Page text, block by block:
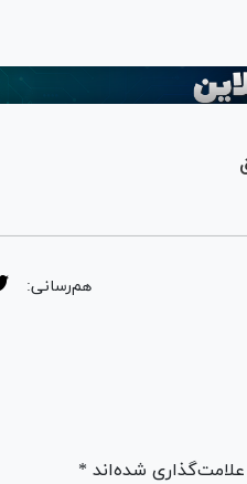
هم‌رسانی:
شده‌اند *